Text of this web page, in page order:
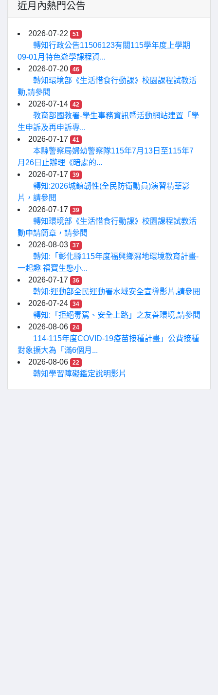
近月內熱門公告
2026-07-22 51
轉知行政公告11506123有關115學年度上學期
09-01月特色遊學課程資...
2026-07-20
46
轉知環境部《生活惜食行動課》校園課程試教活
動,請參閱
2026-07-14
42
教育部國教署-學生事務資訊暨活動網站建置「學
生申訴及再申訴專...
2026-07-17
41
本縣警察局婦幼警察隊115年7月13日至115年7
月26日止辦理《暗處的...
2026-07-17
39
轉知:2026城鎮韌性(全民防衛動員)演習精華影
片，請參閱
2026-07-17
39
轉知環境部《生活惜食行動課》校園課程試教活
動申請簡章，請參閱
2026-08-03
37
轉知:「彰化縣115年度福興鄉濕地環境教育計畫-
一起趣 福寶生態小...
2026-07-17
36
轉知:運動部全民運動署水域安全宣導影片,請參閱
2026-07-24
34
轉知:「拒絕毒駕、安全上路」之友善環境,請參閱
2026-08-06
24
114-115年度COVID-19疫苗接種計畫」公費接種
對象擴大為「滿6個月...
2026-08-06
22
轉知學習障礙鑑定說明影片